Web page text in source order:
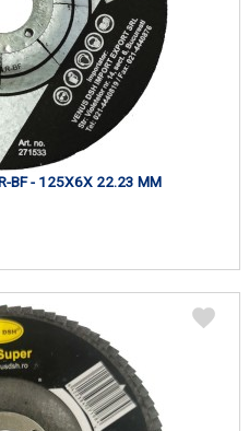
BF - 125X6X 22.23 MM